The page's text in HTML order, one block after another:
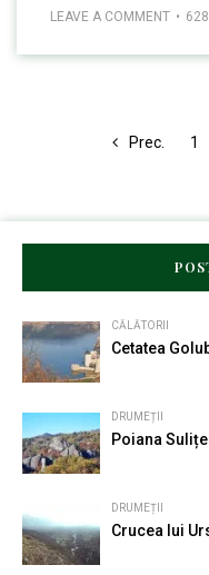
LEAVE A COMMENT
Prec. 1
CĂLĂTORII
Cetatea
DRUMEȚII
Poiana
DRUMEȚII
Crucea lui